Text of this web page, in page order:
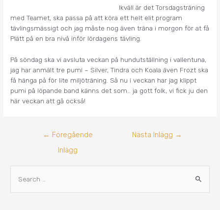
Ikväll är det Torsdagsträning
med Teamet, ska passa på att köra ett helt elit program
tävlingsmässigt och jag måste nog även träna i morgon för at få
Plätt på en bra nivå inför lördagens tävling.
På söndag ska vi avsluta veckan på hundutställning i vallentuna,
jag har anmält tre pumi – Silver, Tindra och Koala även Frozt ska
få hänga på för lite miljöträning. Så nu i veckan har jag klippt
pumi på löpande band känns det som… ja gott folk, vi fick ju den
här veckan att gå också!
← Föregående
Inlägg
Nästa Inlägg →
ö